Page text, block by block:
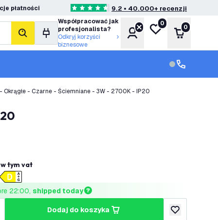
płatności 4.6 Gwiazdki oceny9.2 • 40.000+ recenzji
Szukaj
Współpracować jak
profesjonalista?
Odkryj korzyści
biznesowe
KontoMoja lista życzeń
0
Koszyk
0
Obsługa
Obsługa
Okrągłe - Czarne - Ściemniane - 3W - 2700K - IP20
w tym vat
22:00, shipped today
dodaj do koszyka
dodaj do listy